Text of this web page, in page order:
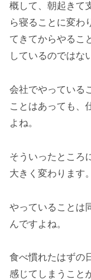
概して、朝起きて
ら寝ることに変わ
てきてからやるこ
しているのではな
会社でやっている
ことはあっても、
よね。
そういったところ
大きく変わります。
やっていることは
んですよね。
食べ慣れたはずの
感じてしまうこと